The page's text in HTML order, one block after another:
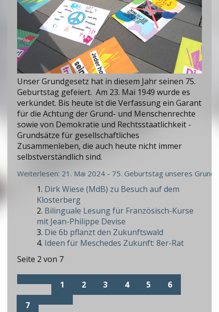
Unser Grundgesetz hat in diesem Jahr seinen 75.
Geburtstag gefeiert. Am 23. Mai 1949 wurde es
verkündet. Bis heute ist die Verfassung ein Garant
für die Achtung der Grund- und Menschenrechte
sowie von Demokratie und Rechtsstaatlichkeit -
Grundsätze für gesellschaftliches
Zusammenleben, die auch heute nicht immer
selbstverständlich sind.
Weiterlesen: 21. Mai 2024 - 75. Geburtstag unseres
Dirk Wiese (MdB) zu Besuch auf dem
Klosterberg
Bilinguale Lesung für Französisch-Kurse
mit Jean-Philippe Devise
Die 6b pflanzt den Zukunftswald
Ideen für Meschedes Zukunft: 8er-Rat
Seite 2 von 7
1 2 3 4 5
6
7